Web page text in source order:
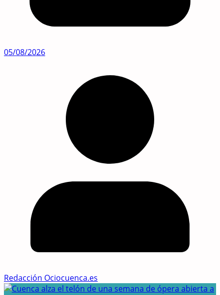
05/08/2026
Redacción Ociocuenca.es